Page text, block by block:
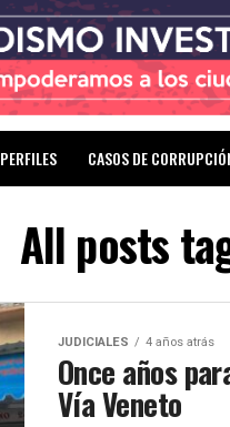
PERFILES CASOS DE
All posts
JUDICIALES 4 años atrás
Once años
Vía Veneto